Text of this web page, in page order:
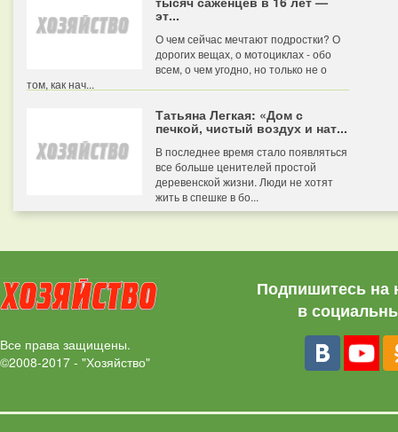
эт...
О чем сейчас мечтают подростки? О
дорогих вещах, о мотоциклах - обо
всем, о чем угодно, но только не о
том, как нач...
Татьяна Легкая: «Дом с
печкой, чистый воздух и нат...
В последнее время стало появляться
все больше ценителей простой
деревенской жизни. Люди не хотят
жить в спешке в бо...
Все права защищены.
©2008-2017 - "Хозяйство"
Подпишитесь на
в